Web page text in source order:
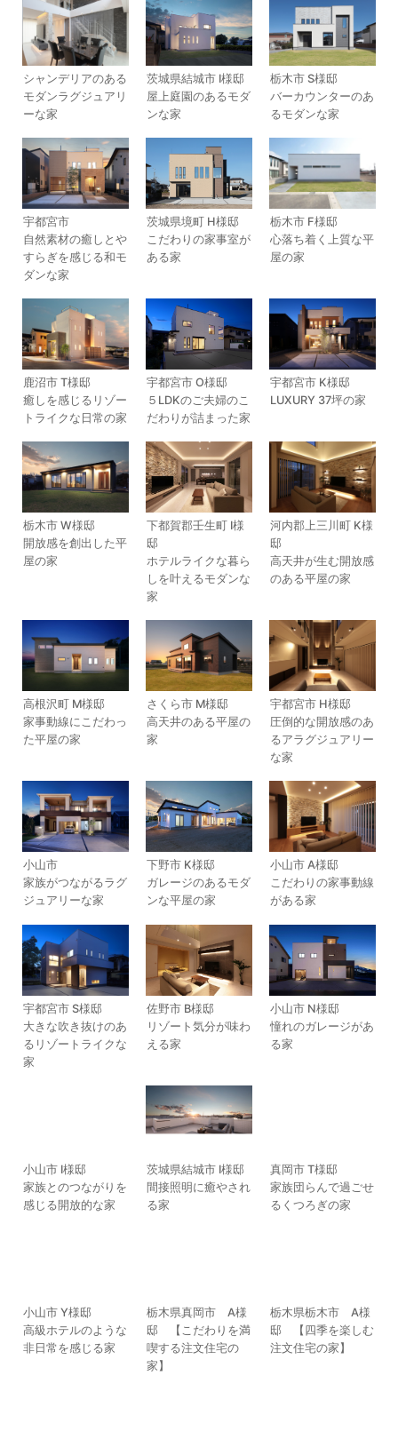
シャンデリアのある
モダンラグジュアリ
ーな家
茨城県結城市 I様邸
屋上庭園のあるモダ
ンな家
栃木市 S様邸
バーカウンターのあ
るモダンな家
宇都宮市
自然素材の癒しとや
すらぎを感じる和モ
ダンな家
茨城県境町 H様邸
こだわりの家事室が
ある家
栃木市 F様邸
心落ち着く上質な平
屋の家
鹿沼市 T様邸
癒しを感じるリゾー
トライクな日常の家
宇都宮市 O様邸
５LDKのご夫婦のこ
だわりが詰まった家
宇都宮市 K様邸
LUXURY 37坪の家
栃木市 W様邸
開放感を創出した平
屋の家
下都賀郡壬生町 I様
邸
ホテルライクな暮ら
しを叶えるモダンな
家
河内郡上三川町 K様
邸
高天井が生む開放感
のある平屋の家
高根沢町 M様邸
家事動線にこだわっ
た平屋の家
さくら市 M様邸
高天井のある平屋の
家
宇都宮市 H様邸
圧倒的な開放感のあ
るアラグジュアリー
な家
小山市
家族がつながるラグ
ジュアリーな家
下野市 K様邸
ガレージのあるモダ
ンな平屋の家
小山市 A様邸
こだわりの家事動線
がある家
宇都宮市 S様邸
大きな吹き抜けのあ
るリゾートライクな
家
佐野市 B様邸
リゾート気分が味わ
える家
小山市 N様邸
憧れのガレージがあ
る家
小山市 I様邸
家族とのつながりを
感じる開放的な家
茨城県結城市 I様邸
間接照明に癒やされ
る家
真岡市 T様邸
家族団らんで過ごせ
るくつろぎの家
小山市 Y様邸
高級ホテルのような
非日常を感じる家
栃木県真岡市 A様
邸 【こだわりを満
喫する注文住宅の
家】
栃木県栃木市 A様
邸 【四季を楽しむ
注文住宅の家】